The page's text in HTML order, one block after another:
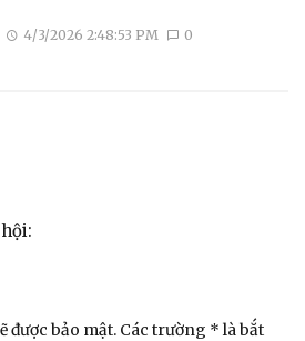
4/3/2026 2:48:53 PM 0
được bảo mật. Các trường * là bắt